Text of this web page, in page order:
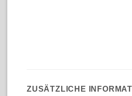
ZUSÄTZLICHE